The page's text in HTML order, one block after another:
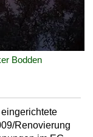
Bodden
Renovierung